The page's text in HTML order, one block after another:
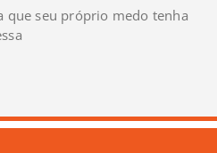
que seu próprio medo tenha